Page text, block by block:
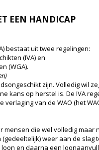
EEN HANDICAP
bestaat uit twee regelingen:
(IVA) en
(WGA).
zijn. Volledig wil
kans op herstel is. De IVA
van de WAO (het
die wel volledig
weer aan de
en daarna een